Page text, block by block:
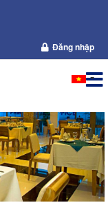
Đăng nhập